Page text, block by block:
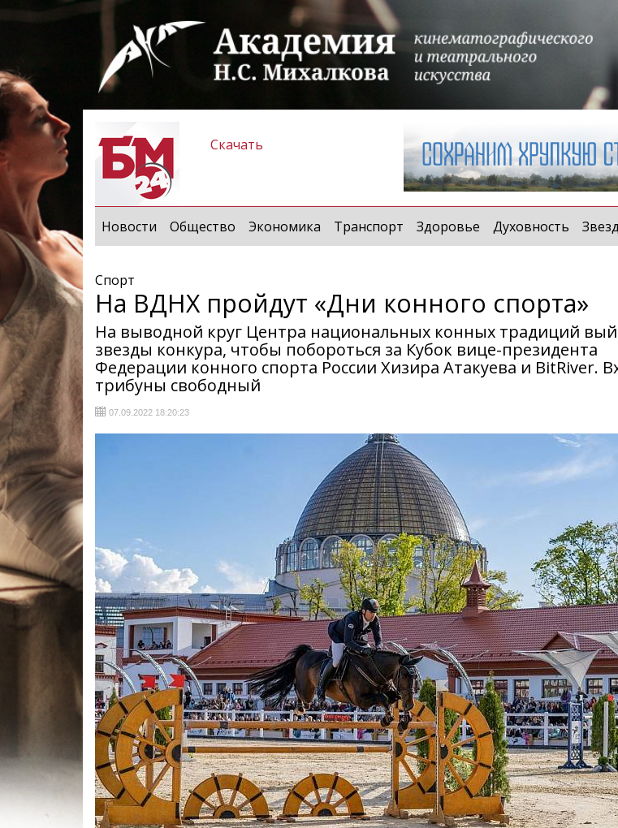
Скачать
Новости Общество Экономика Транспорт Здоровье Духовность
Спорт
На ВДНХ пройдут «Дни конного спорта»
На выводной круг Центра национальных конных традиций
звезды конкура, чтобы побороться за Кубок вице-президента
Федерации конного спорта России Хизира Атакуева и BitRiver.
трибуны свободный
07.09.2022 18:20:23